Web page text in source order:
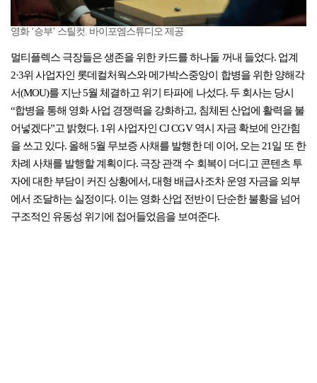
영화 ‘승부’ 스틸컷. 바이포엠스튜디오 제공
멀티플렉스 극장들은 생존을 위한 카드를 하나둘 꺼내 들었다. 업계
2·3위 사업자인 롯데컬처웍스와 메가박스중앙이 합병을 위한 양해각
서(MOU)를 지난 5월 체결하고 위기 타파에 나섰다. 두 회사는 당시
“합병을 통해 영화 사업 경쟁력을 강화하고, 침체된 산업에 활력을 불
어넣겠다”고 밝혔다. 1위 사업자인 CJ CGV 역시 자금 확보에 안간힘
을 쓰고 있다. 올해 5월 무보증 사채를 발행한 데 이어, 오는 21일 또 한
차례 사채를 발행할 계획이다. 극장 관객 수 회복이 더디고 콘텐츠 투
자에 대한 부담이 커진 상황에서, 대형 배급사조차 운영 자금을 외부
에서 조달하는 실정이다. 이는 영화 산업 전반이 단순한 불황을 넘어
구조적인 유동성 위기에 접어들었음을 보여준다.